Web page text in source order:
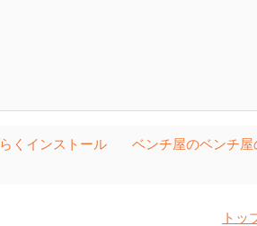
くインストール
ベンチ屋のベンチ屋
トッ